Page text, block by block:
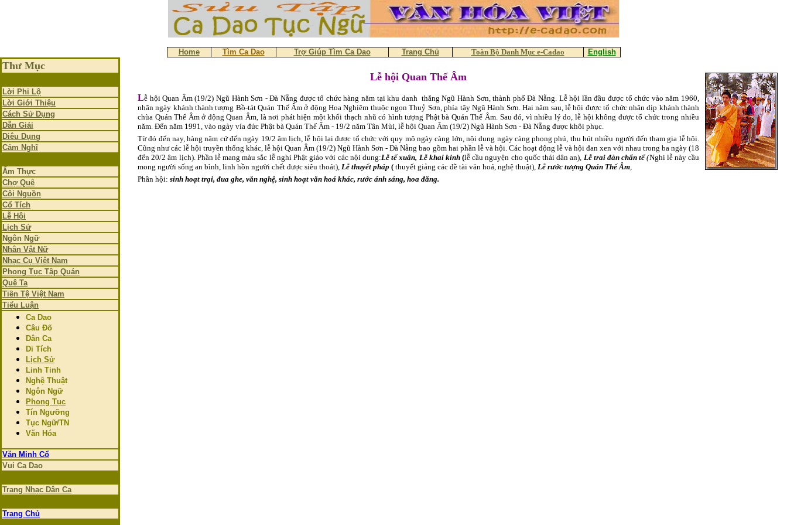
Home Tìm Ca Dao Trợ Giúp Tìm Ca Dao Trang Chủ Toàn Bộ Danh Mục e-Cadao English
Thư Mục
Lời Phi Lộ
Lời Giới Thiệu
Cách Sử Dụng
Dẫn Giải
Diêu Dụng
Cảm Nghĩ
Ẩm Thực
Chợ Quê
Cội Nguồn
Cổ Tích
Lễ Hội
Lịch Sử
Ngôn Ngữ
Nhân Vật Nữ
Nhạc Cụ Việt Nam
Phong Tục Tập Quán
Quê Ta
Tiền Tệ Việt Nam
Tiểu Luận
Ca Dao
Câu Đố
Dân Ca
Di Tích
Lịch Sử
Linh Tinh
Nghệ Thuật
Ngôn Ngữ
Phong Tục
Tín Ngưỡng
Tục Ngữ/TN
Văn Hóa
Văn Minh Cổ
Vui Ca Dao
Trang Nhạc Dân Ca
Trang Chủ
Lễ hội Quan Thế Âm
Lễ hội Quan Âm (19/2) Ngũ Hành Sơn - Đà Nẵng được tổ chức hàng năm tại khu danh thắng Ngũ Hành Sơn, thành phố Đà Nẵng. Lễ hội lần đầu được tổ chức vào năm 1960,
nhân ngày khánh thành tượng Bồ-tát Quán Thế Âm ở động Hoa Nghiêm thuộc ngọn Thuỷ Sơn, phía tây Ngũ Hành Sơn. Hai năm sau, lễ hội được tổ chức nhân dịp khánh thành
chùa Quán Thế Âm ở động Quan Âm, là nơi phát hiện một khối thạch nhũ có hình tượng Phật bà Quán Thế Âm. Sau đó, vì nhiều lý do, lễ hội không được tổ chức trong nhiều
năm. Đến năm 1991, vào ngày vía đức Phật bà Quán Thế Âm - 19/2 năm Tân Mùi, lễ hội Quan Âm (19/2) Ngũ Hành Sơn - Đà Nẵng được khôi phục.
Từ đó đến nay, hàng năm cứ đến ngày 19/2 âm lịch, lễ hội lại được tổ chức với quy mô ngày càng lớn, nội dung ngày càng phong phú, thu hút nhiều người đến tham gia lễ hội.
Cũng như các lễ hội truyền thống khác, lễ hội Quan Âm (19/2) Ngũ Hành Sơn - Đà Nẵng bao gồm hai phần lễ và hội. Các hoạt động lễ và hội đan xen với nhau trong ba ngày (18
đến 20/2 âm lịch). Phần lễ mang màu sắc lễ nghi Phật giáo với các nội dung:Lễ tế xuân, Lễ khai kinh(lễ cầu nguyện cho quốc thái dân an), Lễ trai đàn chẩn tế(Nghi lễ này cầu
mong người sống an bình, linh hồn người chết được siêu thoát), Lễ thuyết pháp ( thuyết giảng các đề tài văn hoá, nghệ thuật), Lễ rước tượng Quán Thế Âm,
Phần hội: sinh hoạt trại, đua ghe, văn nghệ, sinh hoạt văn hoá khác, rước ánh sáng, hoa đăng.